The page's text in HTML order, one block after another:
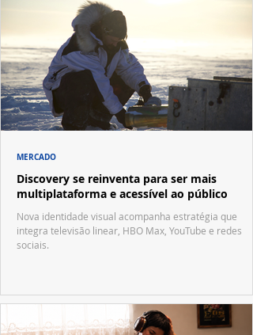
Discovery se reinventa para ser mais
multiplataforma e acessível ao público
Nova identidade visual acompanha estratégia que
integra televisão linear, HBO Max, YouTube e redes
sociais.
MERCADO